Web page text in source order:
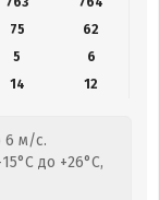
75 62
5
6
14 12
6 м/с.
до +26°C,